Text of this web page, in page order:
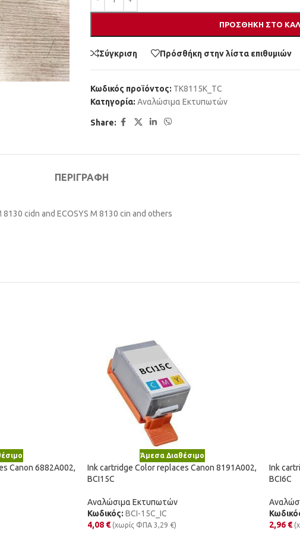
ΠΡΟΣΘΉΚΗ ΣΤΟ
Σύγκριση Πρόσθήκη στην λίστα επιθυμιών
Κωδικός προϊόντος: TK8115K_TC
Κατηγορία: Αναλώσιμα Εκτυπωτών
Share:
ΠΕΡΙΓΡΑΦΉ
8130 cidn and ECOSYS M 8130 cin and others
Canon 6882A002,
Άμεσα Διαθέσιμο
Ink cartridge Color replaces Canon 8191A002,
BCI15C
Αναλώσιμα Εκτυπωτών
Κωδικός: BCI-15C_IC
4,08 € (χωρίς ΦΠΑ 3,29 €)
Ink
BCI6C
2,96 €